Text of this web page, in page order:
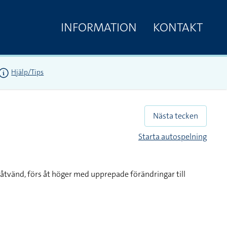
INFORMATION KONTAKT
Hjälp/Tips
Nästa tecken
Starta autospelning
förs åt höger med upprepade förändringar till